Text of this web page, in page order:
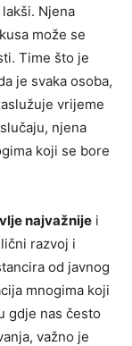
Njena
može se
Time što je
je svaka osoba,
vrijeme
njena
koji se bore
najvažnije i
razvoj i
od javnog
mnogima koji
gdje nas često
važno je